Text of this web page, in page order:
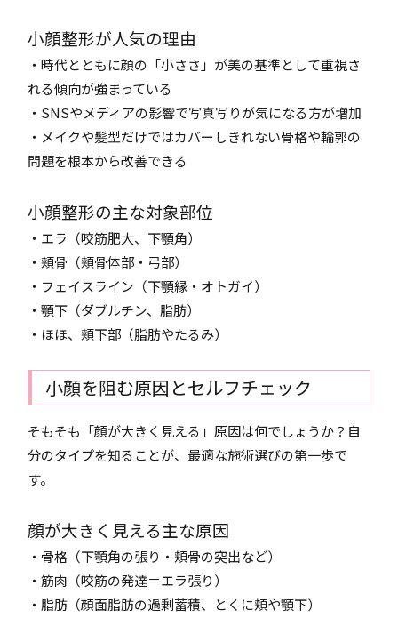
小顔整形が人気の理由
・時代とともに顔の「小ささ」が美の基準として重視さ
れる傾向が強まっている
・SNSやメディアの影響で写真写りが気になる方が増加
・メイクや髪型だけではカバーしきれない骨格や輪郭の
問題を根本から改善できる
小顔整形の主な対象部位
・エラ（咬筋肥大、下顎角）
・頬骨（頬骨体部・弓部）
・フェイスライン（下顎縁・オトガイ）
・顎下（ダブルチン、脂肪）
・ほほ、頬下部（脂肪やたるみ）
小顔を阻む原因とセルフチェック
そもそも「顔が大きく見える」原因は何でしょうか？自
分のタイプを知ることが、最適な施術選びの第一歩で
す。
顔が大きく見える主な原因
・骨格（下顎角の張り・頬骨の突出など）
・筋肉（咬筋の発達＝エラ張り）
・脂肪（顔面脂肪の過剰蓄積、とくに頬や顎下）